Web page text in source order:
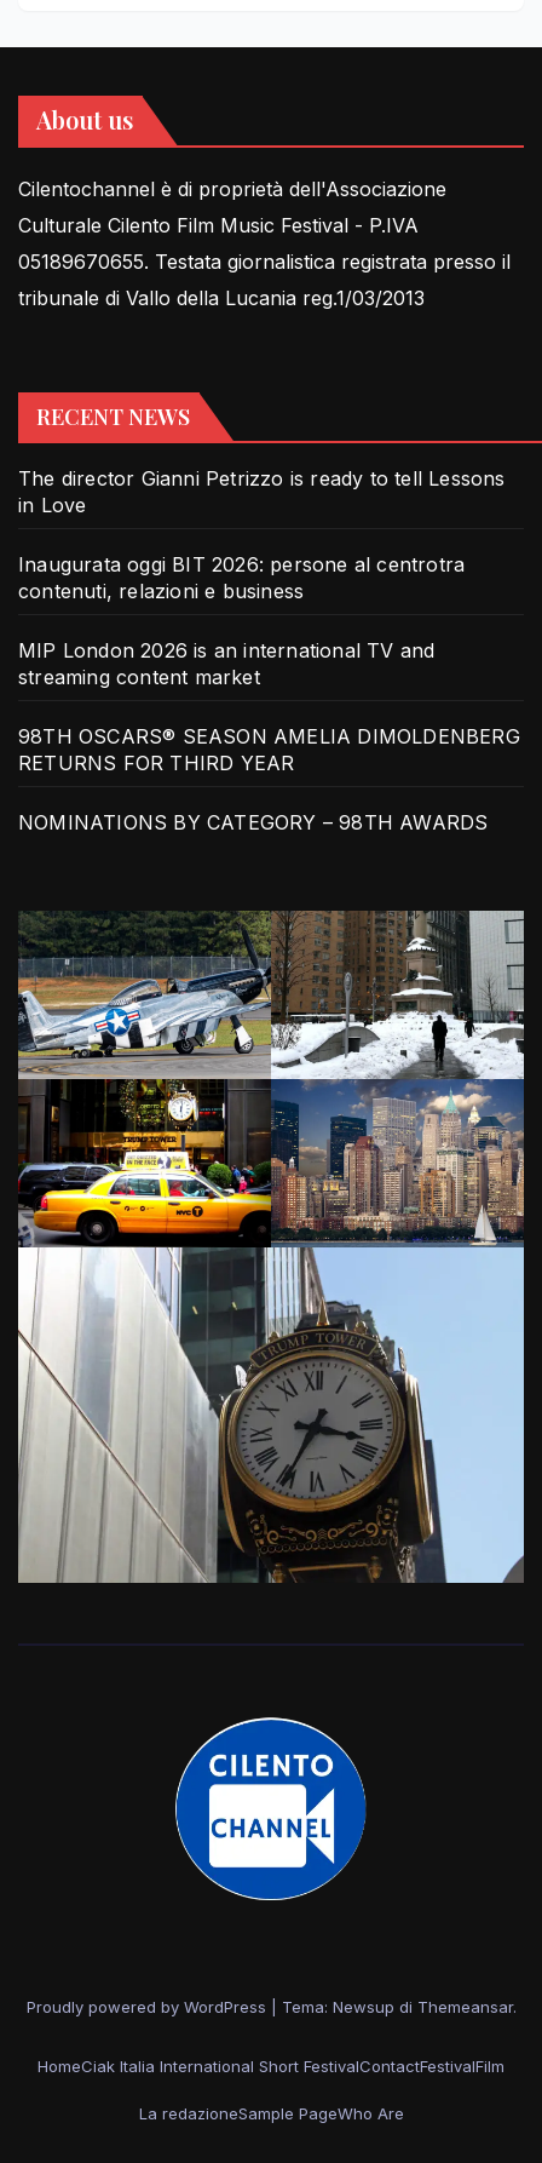
About us
Cilentochannel è di proprietà dell'Associazione
Culturale Cilento Film Music Festival - P.IVA
05189670655. Testata giornalistica registrata presso il
tribunale di Vallo della Lucania reg.1/03/2013
RECENT NEWS
The director Gianni Petrizzo is ready to tell Lessons
in Love
Inaugurata oggi BIT 2026: persone al centrotra
contenuti, relazioni e business
MIP London 2026 is an international TV and
streaming content market
98TH OSCARS® SEASON AMELIA DIMOLDENBERG
RETURNS FOR THIRD YEAR
NOMINATIONS BY CATEGORY – 98TH AWARDS
Proudly powered by WordPress Tema: Newsup di Themeansar.
HomeCiak Italia International Short FestivalContactFestivalFilm
La redazioneSample PageWho Are